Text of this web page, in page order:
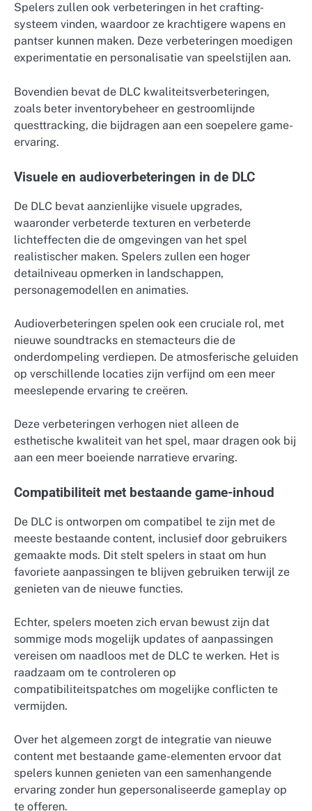
Spelers zullen ook verbeteringen in het crafting-
systeem vinden, waardoor ze krachtigere wapens en
pantser kunnen maken. Deze verbeteringen moedigen
experimentatie en personalisatie van speelstijlen aan.
Bovendien bevat de DLC kwaliteitsverbeteringen,
zoals beter inventorybeheer en gestroomlijnde
questtracking, die bijdragen aan een soepelere game-
ervaring.
Visuele en audioverbeteringen in de DLC
De DLC bevat aanzienlijke visuele upgrades,
waaronder verbeterde texturen en verbeterde
lichteffecten die de omgevingen van het spel
realistischer maken. Spelers zullen een hoger
detailniveau opmerken in landschappen,
personagemodellen en animaties.
Audioverbeteringen spelen ook een cruciale rol, met
nieuwe soundtracks en stemacteurs die de
onderdompeling verdiepen. De atmosferische geluiden
op verschillende locaties zijn verfijnd om een meer
meeslepende ervaring te creëren.
Deze verbeteringen verhogen niet alleen de
esthetische kwaliteit van het spel, maar dragen ook bij
aan een meer boeiende narratieve ervaring.
Compatibiliteit met bestaande game-inhoud
De DLC is ontworpen om compatibel te zijn met de
meeste bestaande content, inclusief door gebruikers
gemaakte mods. Dit stelt spelers in staat om hun
favoriete aanpassingen te blijven gebruiken terwijl ze
genieten van de nieuwe functies.
Echter, spelers moeten zich ervan bewust zijn dat
sommige mods mogelijk updates of aanpassingen
vereisen om naadloos met de DLC te werken. Het is
raadzaam om te controleren op
compatibiliteitspatches om mogelijke conflicten te
vermijden.
Over het algemeen zorgt de integratie van nieuwe
content met bestaande game-elementen ervoor dat
spelers kunnen genieten van een samenhangende
ervaring zonder hun gepersonaliseerde gameplay op
te offeren.